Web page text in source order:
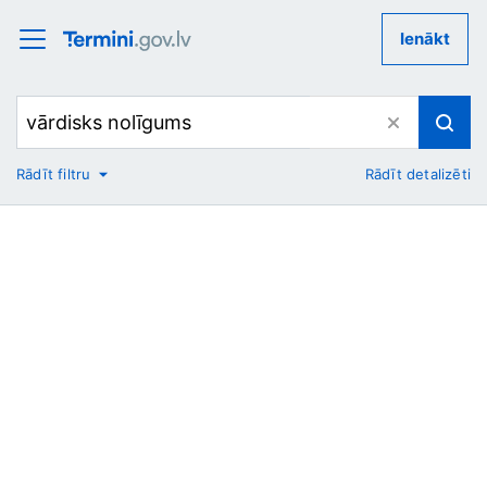
Ienākt
No
Rādīt filtru Rādīt detalizēti